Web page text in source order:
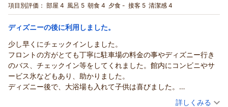
会場と提供しているお料理の内容に変わりはございませんので
ご安心ください。
当ホテル自慢の朝食ブッフェでは種類豊富な和洋食を豊富に取
楽しみいただいております。
またご家族やご友人とお越しいただける日をスタッフ一同、心
よりお待ち申し上げております。
朝のみ
宿泊価格帯： 13,001～14,000円(大人一人あたり/税込)
この度は、ホテルエミオン東京ベイにご宿泊いただき、誠にあ
りがとうございます。
当ホテルは、多くのお子様連れのお客様にご利用いただいてお
り、お子様用のアメニティも様々に取り揃えております。
項目別評価： 部屋 4 風呂 5 朝食 4 夕食 - 接客 5 清潔感 4
ディズニーの後に利用しました。
少し早くにチェックインしました。
フロントの方がとても丁寧に駐車場の料金の事やディズニー行き
のバス、チェックイン等をしてくれました。館内にコンビニやサ
ービス氷などもあり、助かりました。
ディズニー後で、大浴場も入れて子供は喜びました。
ただ、時間がちょうど良かったので空いていたけど、タイミング
（投稿日：2026/07/30）
詳しくみる